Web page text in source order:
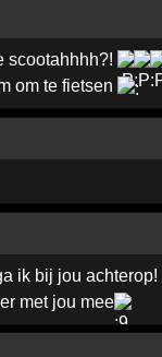
scootahhhh?!
om te fietsen
ik bij jou achterop!
met jou mee